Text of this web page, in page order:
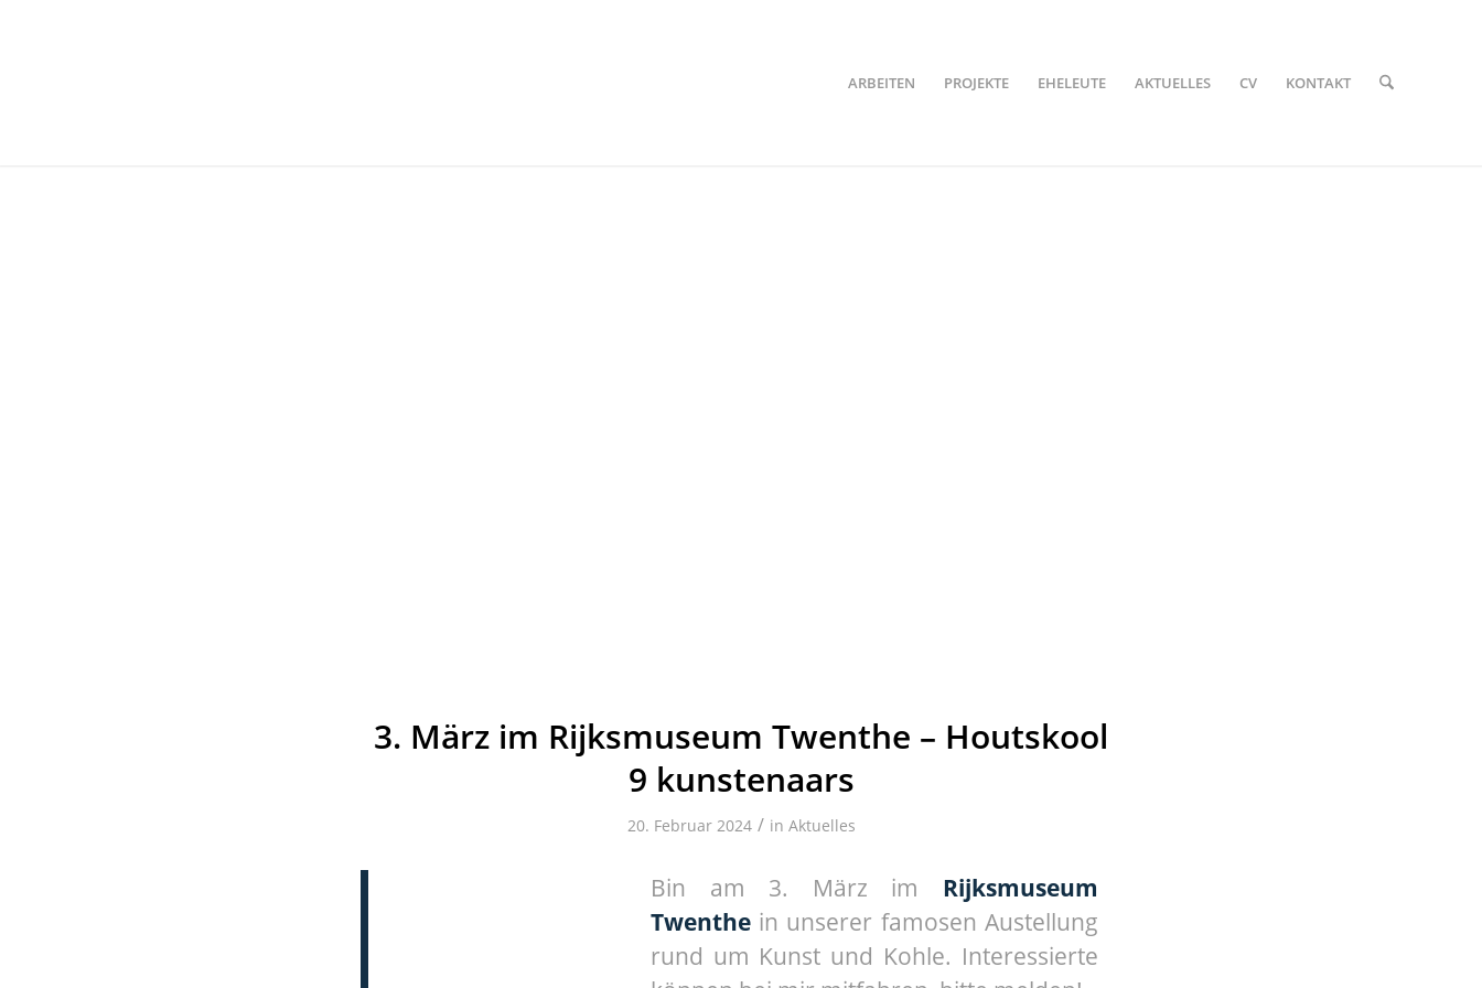
ARBEITEN PROJEKTE EHELEUTE AKTUELLES CV KONTAKT
3. März im Rijksmuseum Twenthe – Houtskool
9 kunstenaars
20. Februar 2024 / in Aktuelles
Bin am 3. März im Rijksmuseum
Twenthe in unserer famosen Austellung
rund um Kunst und Kohle. Interessierte